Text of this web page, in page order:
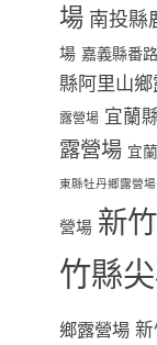
場 南投縣
場 嘉義縣番
縣阿里山
露營場 宜蘭
露營場 宜
東縣牡丹鄉露營場
營場 新
竹縣
鄉露營場